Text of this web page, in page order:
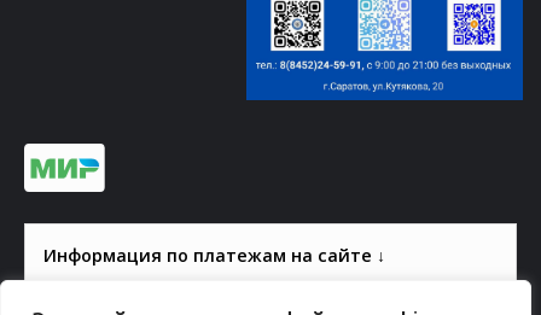
Информация по платежам на сайте ↓